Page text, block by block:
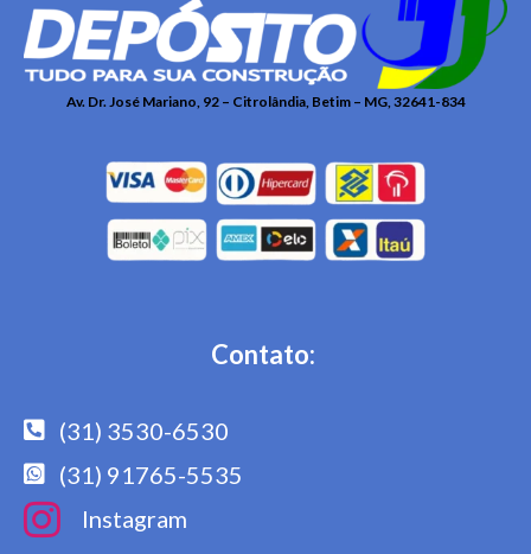
Av. Dr. José Mariano, 92 – Citrolândia, Betim – MG, 32641-834
Contato:
(31) 3530-6530
(31) 91765-5535
Instagram